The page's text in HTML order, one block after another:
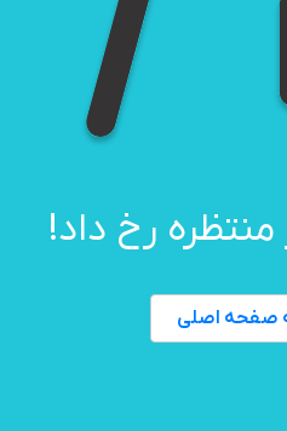
رخ داد!
صفحه اصلی